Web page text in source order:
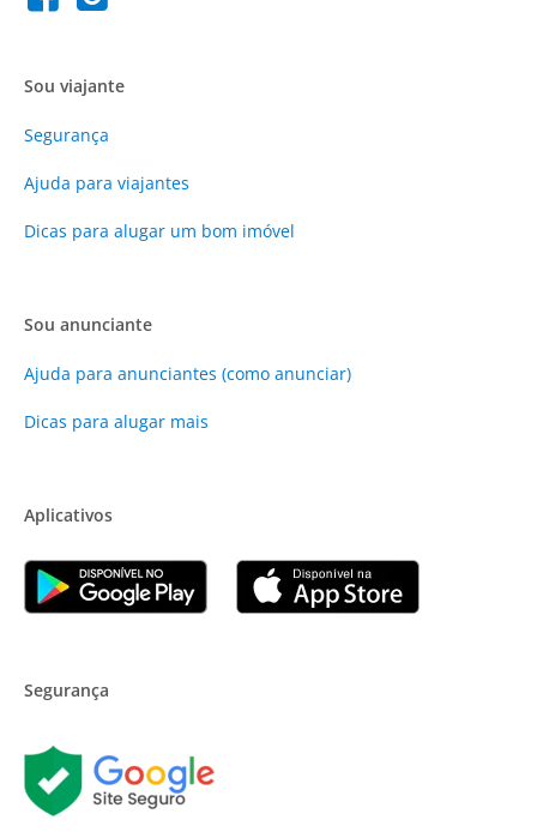
Sou viajante
Segurança
Ajuda para viajantes
Dicas para alugar um bom imóvel
Sou anunciante
Ajuda para anunciantes (como anunciar)
Dicas para alugar mais
Aplicativos
Segurança